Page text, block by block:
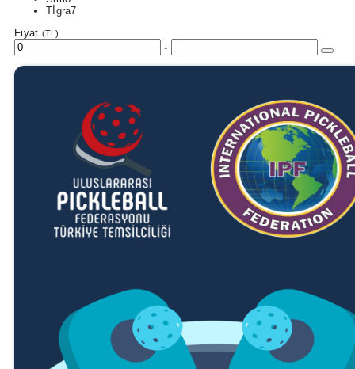
Tİgra7
Fiyat (TL)
-